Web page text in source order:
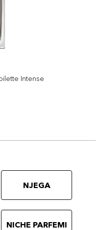
Intense
NJEGA
NICHE PARFEMI